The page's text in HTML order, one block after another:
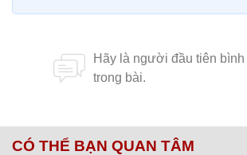
CÓ THỂ BẠN QUAN TÂM